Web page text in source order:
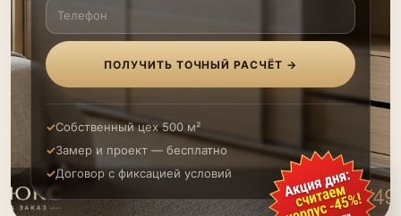
ПОЛУЧИТЬ ТОЧНЫЙ РАСЧЁТ →
Собственный цех 500 м²
Замер и проект — бесплатно
Договор с фиксацией условий